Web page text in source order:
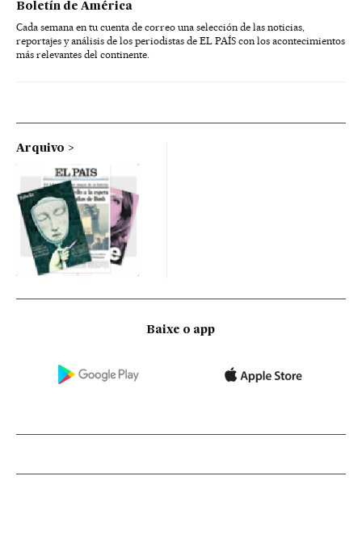
Boletín de América
Cada semana en tu cuenta de correo una selección de las noticias,
reportajes y análisis de los periodistas de EL PAÍS con los acontecimientos
más relevantes del continente.
Arquivo
Baixe o app